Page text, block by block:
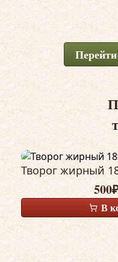
Творог жирный
500
В